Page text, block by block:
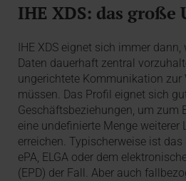
IHE XDS: das
IHE XDS eignet sich immer
Daten dauerhaft zentral
ungerichtete Kommunikation zur
müssen. Das Profil eignet sich
Geschäftsbeziehungen, um zum
eine undefinierte Menge weiterer
erreichen. Typischerweise ist
ePA, ELGA oder dem
(EPD) der Fall. Aber auch